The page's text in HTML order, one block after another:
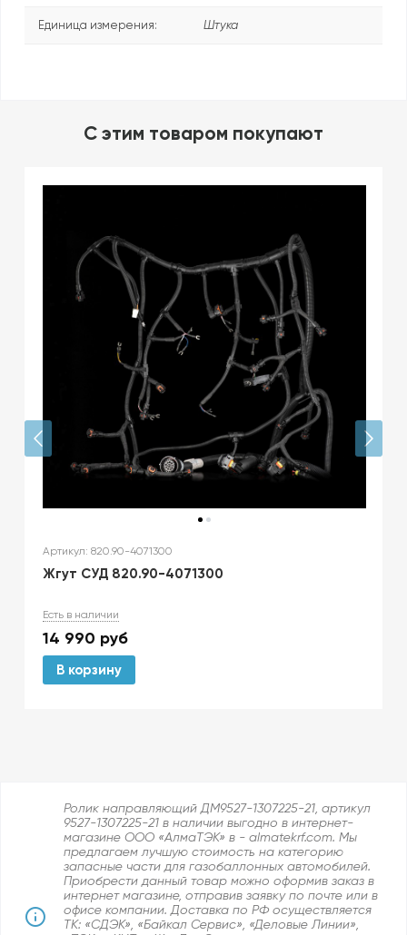
Единица измерения: Штука
C этим товаром покупают
Артикул: 820.90-4071300
Жгут СУД 820.90-4071300
Есть в наличии
14 990 руб
В корзину
Ролик направляющий ДМ9527-1307225-21, артикул
9527-1307225-21 в наличии выгодно в интернет-
магазине ООО «АлмаТЭК» в - almatekrf.com. Мы
предлагаем лучшую стоимость на категорию
запасные части для газобаллонных автомобилей.
Приобрести данный товар можно оформив заказ в
интернет магазине, отправив заявку по почте или в
офисе компании. Доставка по РФ осуществляется
ТК: «СДЭК», «Байкал Сервис», «Деловые Линии»,